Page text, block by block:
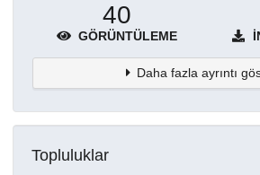
40
GÖRÜNTÜLEME
Daha fazla ayrıntı
Topluluklar